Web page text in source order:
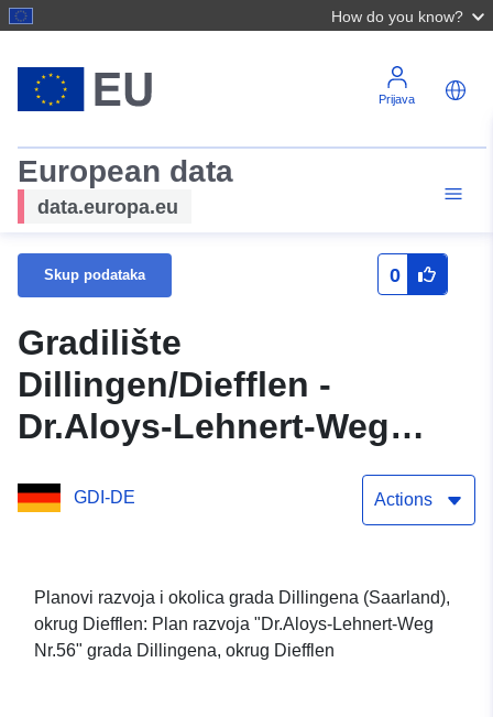
How do you know?
Prijava
European data
data.europa.eu
Skup podataka 0
Gradilište
Dillingen/Diefflen -
Dr.Aloys-Lehnert-Weg
GDI-DE Actions
Planovi razvoja i okolica grada Dillingena (Saarland),
okrug Diefflen: Plan razvoja "Dr.Aloys-Lehnert-Weg
Nr.56" grada Dillingena, okrug Diefflen